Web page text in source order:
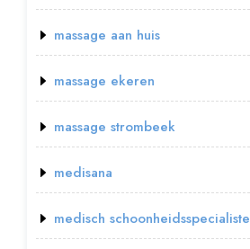
massage aan huis
massage ekeren
massage strombeek
medisana
medisch schoonheidsspecialiste